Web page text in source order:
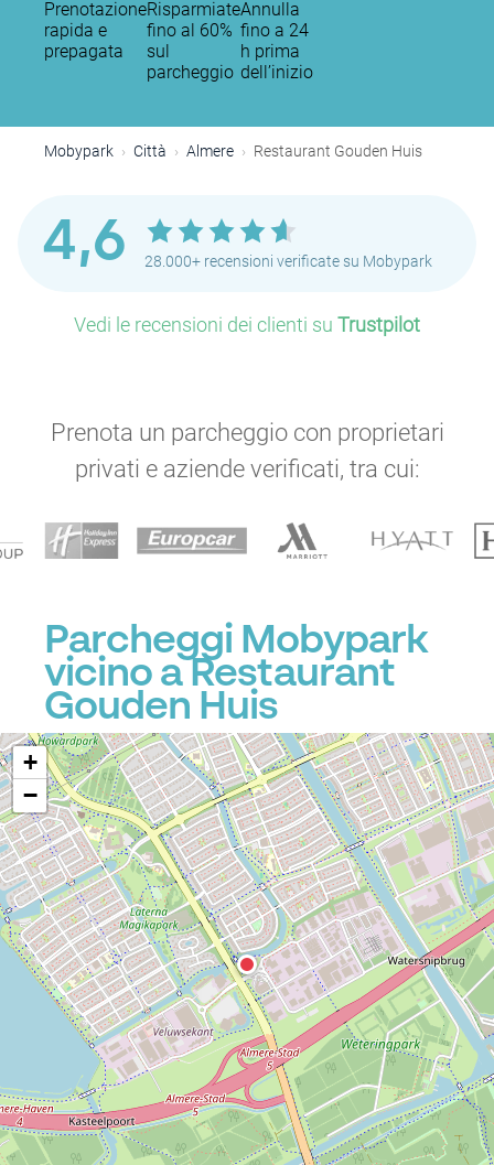
Prenotazione
rapida e
prepagata
Risparmiate
fino al 60%
sul
parcheggio
Annulla
fino a 24
h prima
dell’inizio
Mobypark Città Almere Restaurant Gouden Huis
4,6 28.000+ recensioni verificate su Mobypark
Vedi le recensioni dei clienti su Trustpilot
Prenota un parcheggio con proprietari
privati e aziende verificati, tra cui:
Parcheggi Mobypark
vicino a Restaurant
Gouden Huis
+
−